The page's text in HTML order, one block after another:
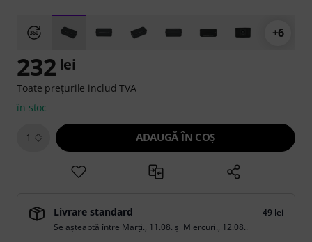
+6
232 lei
Toate prețurile includ TVA
în stoc
1 ADAUGĂ ÎN COŞ
Livrare standard
49 lei
Se așteaptă între Marți., 11.08. și Miercuri., 12.08..